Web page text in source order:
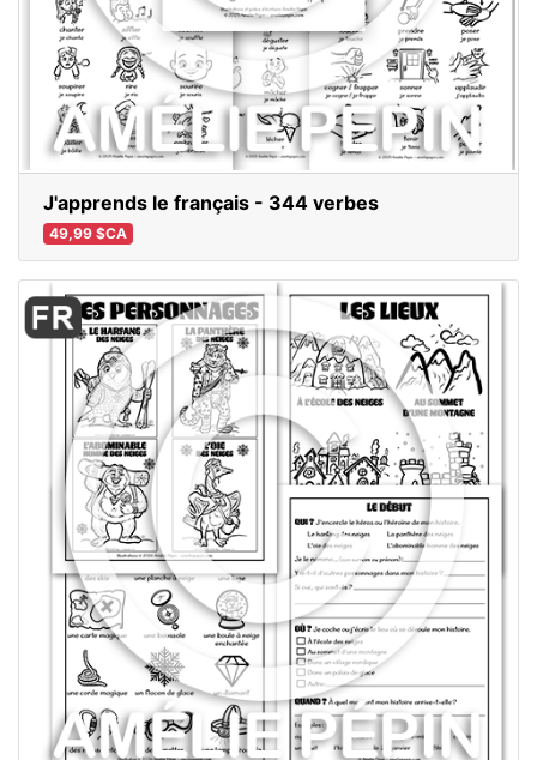
J'apprends le français - 344 verbes
49,99 $CA